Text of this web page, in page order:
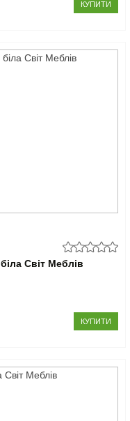
КУПИТИ
Світ Меблів
КУПИТИ